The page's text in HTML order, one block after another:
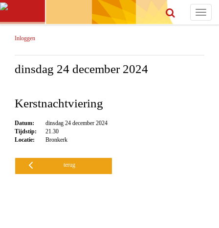
Toggle
Inloggen
dinsdag 24 december 2024
Kerstnachtviering
Datum:
dinsdag 24 december 2024
Tijdstip:
21.30
Locatie:
Bronkerk
terug